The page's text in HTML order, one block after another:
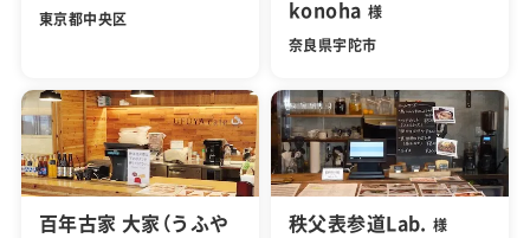
東京都中央区
konoha 様
奈良県宇陀市
百年古家 大家（うふや
秩父表参道Lab. 様